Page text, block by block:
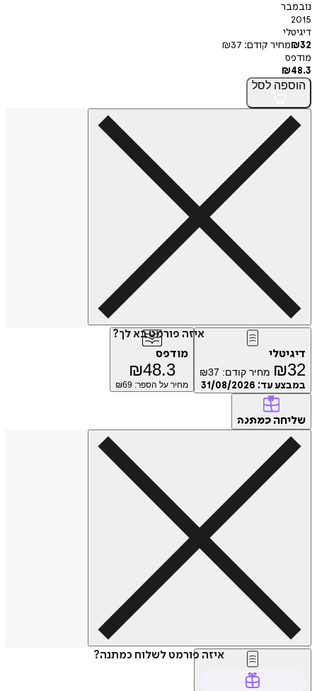
נובמבר
2015
דיגיטלי
₪32 מחיר קודם: ₪37
מודפס
₪48.3
הוספה לסל
איזה פורמט בא לך?
דיגיטלי
₪32 מחיר קודם: ₪37
במבצע עד: 31/08/2026
מודפס
₪48.3
מחיר על הספר: ₪ 69
שליחה כמתנה
איזה פורמט לשלוח כמתנה?